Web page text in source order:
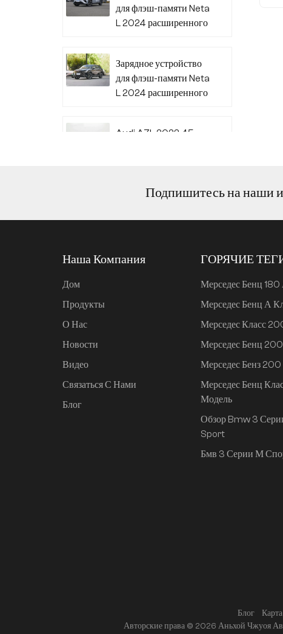
для флэш-памяти Neta
L 2024 расширенного
Зарядное устройство
для флэш-памяти Neta
L 2024 расширенного
Audi A7L 2022 45
Ли Авто L6 2024
Макс.
Ли Авто L6 2024 Про
дальнобойная версия
для умного вождения
Mi SU7 2024, 830 км,
Подпишитесь на наши
Наша Компания
Дом
Продукты
О Нас
Новости
Видео
Связаться С Нами
Блог
ГОРЯЧИЕ
Мерседес Бенц
Мерседес Бенц А
Мерседес Класс
Мерседес Бенц
Мерседес Бенз
Мерседес Бенц
Модель
Обзор Bmw 3
Sport
Бмв 3 Серии М
Блог
Авторские права © 2026 Аньхой Чжуоя